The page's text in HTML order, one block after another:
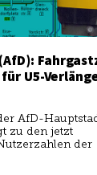
U5-
AfD-
zu den jetzt
der